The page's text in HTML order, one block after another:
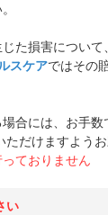
た損害につい
スケアではその
合には、お手数
だけますようお
ておりません
い